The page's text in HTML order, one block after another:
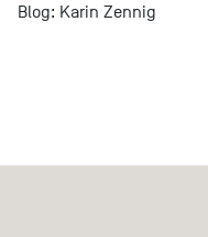
Blog: Karin Zennig